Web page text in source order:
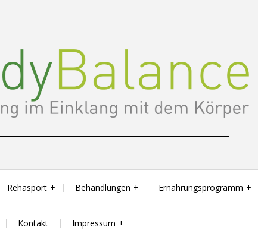
Rehasport Behandlungen Ernährungsprogramm
Kontakt Impressum